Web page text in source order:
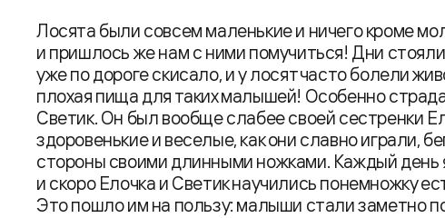
Лосята были совсем маленькие и ничего кроме
и пришлось же нам с ними помучиться! Дни
уже по дороге скисало, и у лосят часто болели
плохая пища для таких малышей! Особенно
Светик. Он был вообще слабее своей сестренки
здоровенькие и веселые, как они славно играли,
стороны своими длинными ножками. Каждый день
и скоро Елочка и Светик научились понемножку
Это пошло им на пользу: малыши стали заметно